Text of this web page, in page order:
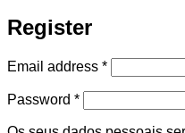
Register
Email address *Required
Password *Required